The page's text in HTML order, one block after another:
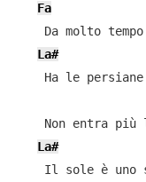
Fa
Da molto
La#
Ha le
Non entra più
La#
Il sole è uno